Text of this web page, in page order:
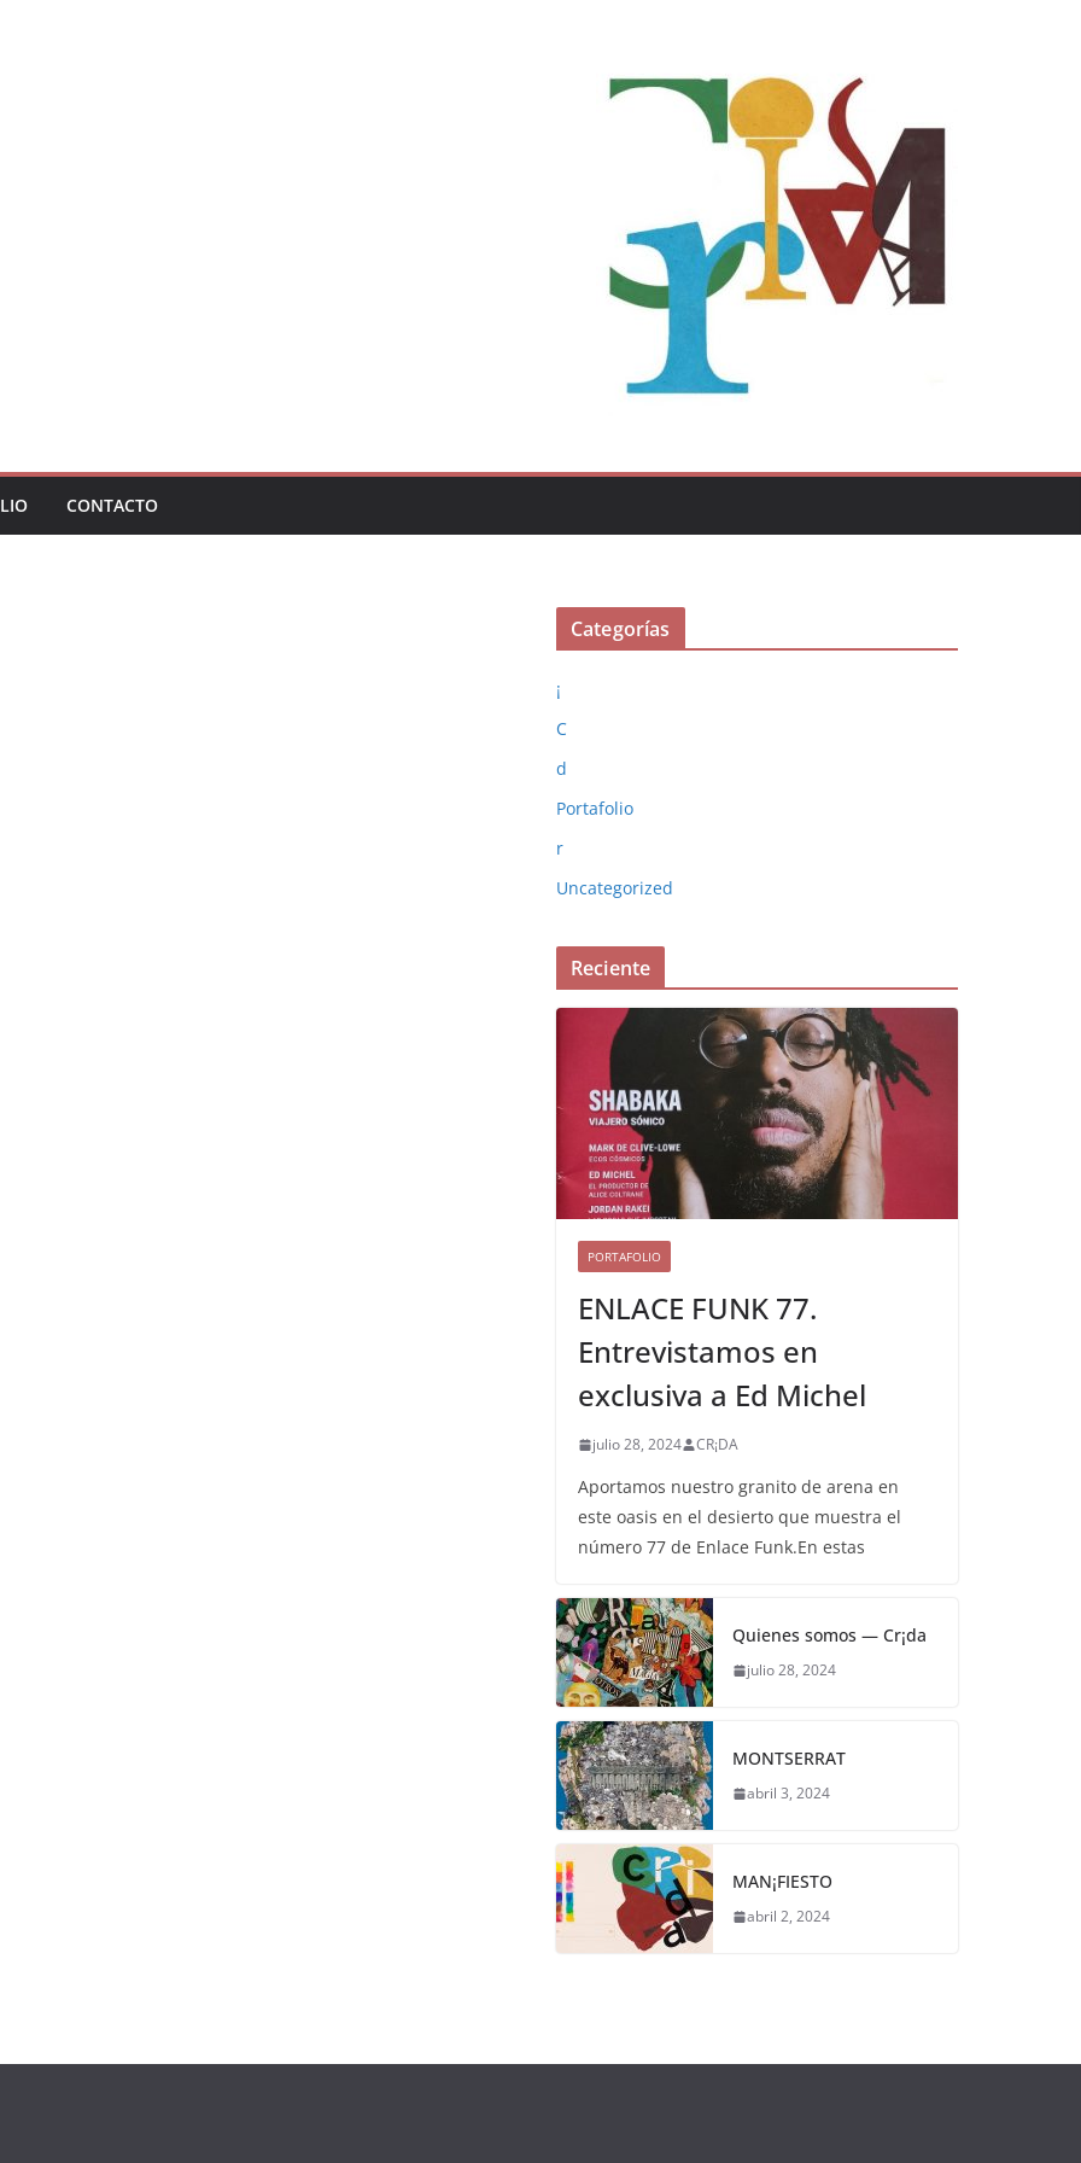
CONTACTO
Categorías
¡
C
d
Portafolio
r
Uncategorized
Reciente
PORTAFOLIO
ENLACE FUNK 77.
Entrevistamos en
exclusiva a Ed Michel
julio 28, 2024 CR¡DA
Aportamos nuestro granito de arena en
este oasis en el desierto que muestra el
número 77 de Enlace Funk.En estas
Quienes somos — Cr¡da
julio 28, 2024
MONTSERRAT
abril 3, 2024
MAN¡FIESTO
abril 2, 2024